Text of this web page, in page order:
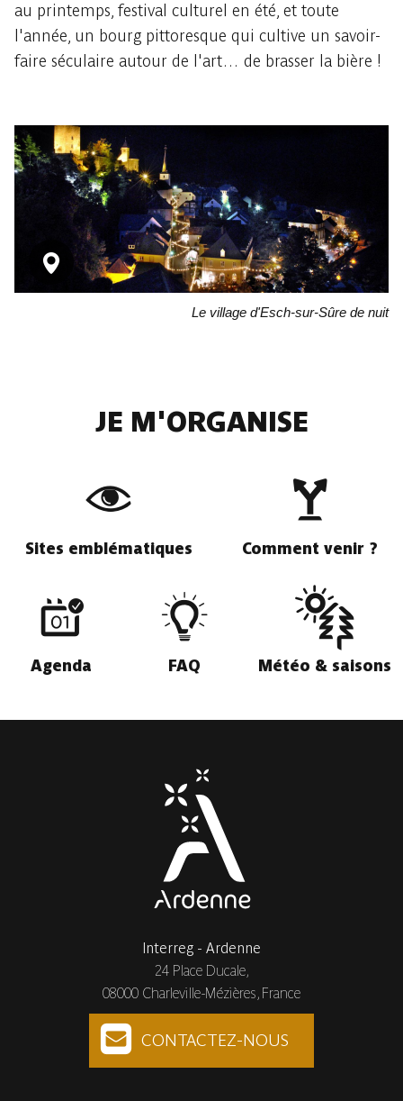
au printemps, festival culturel en été, et toute
l'année, un bourg pittoresque qui cultive un savoir-
faire séculaire autour de l'art… de brasser la bière !
Le village d'Esch-sur-Sûre de nuit
JE M'ORGANISE
Sites emblématiques Comment venir ?
Agenda FAQ Météo & saisons
Interreg - Ardenne
24 Place Ducale,
08000 Charleville-Mézières, France
CONTACTEZ-NOUS